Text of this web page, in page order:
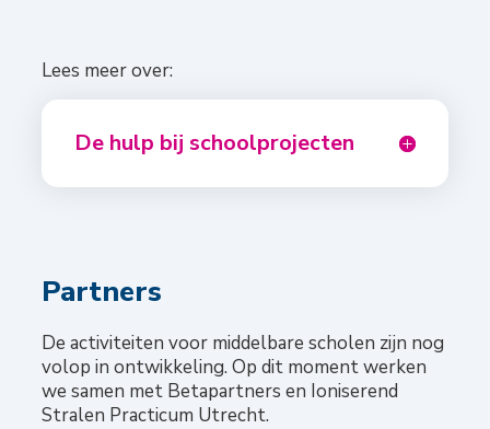
Lees meer over:
De hulp bij schoolprojecten
Partners
De activiteiten voor middelbare scholen zijn nog
volop in ontwikkeling. Op dit moment werken
we samen met Betapartners en Ioniserend
Stralen Practicum Utrecht.